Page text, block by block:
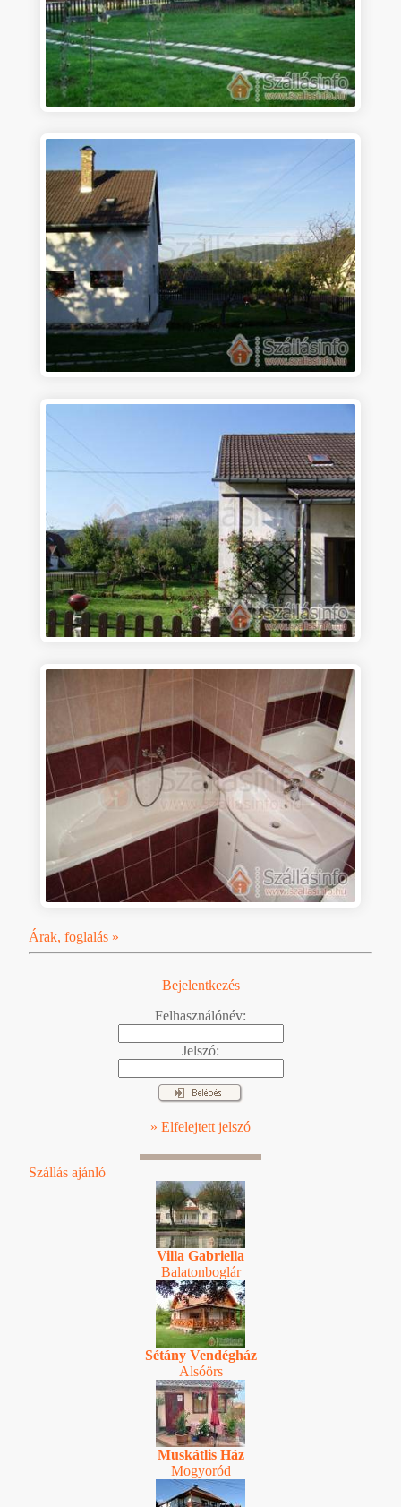
Árak, foglalás »
Bejelentkezés
Felhasználónév:
Jelszó:
» Elfelejtett jelszó
Szállás ajánló
Villa Gabriella
Balatonboglár
Sétány Vendégház
Alsóörs
Muskátlis Ház
Mogyoród